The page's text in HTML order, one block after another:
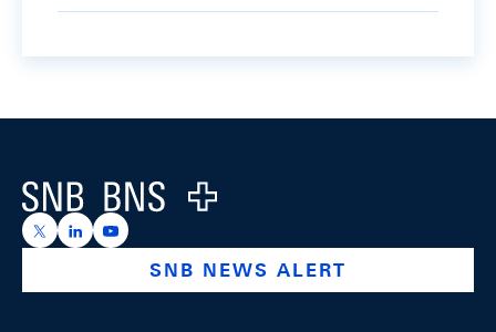
Logo
https://x.com/snb_bns
https://ch.linkedin.com/company/swiss-national-
https://www.youtube.com/@swissnationalbank
SNB NEWS ALERT